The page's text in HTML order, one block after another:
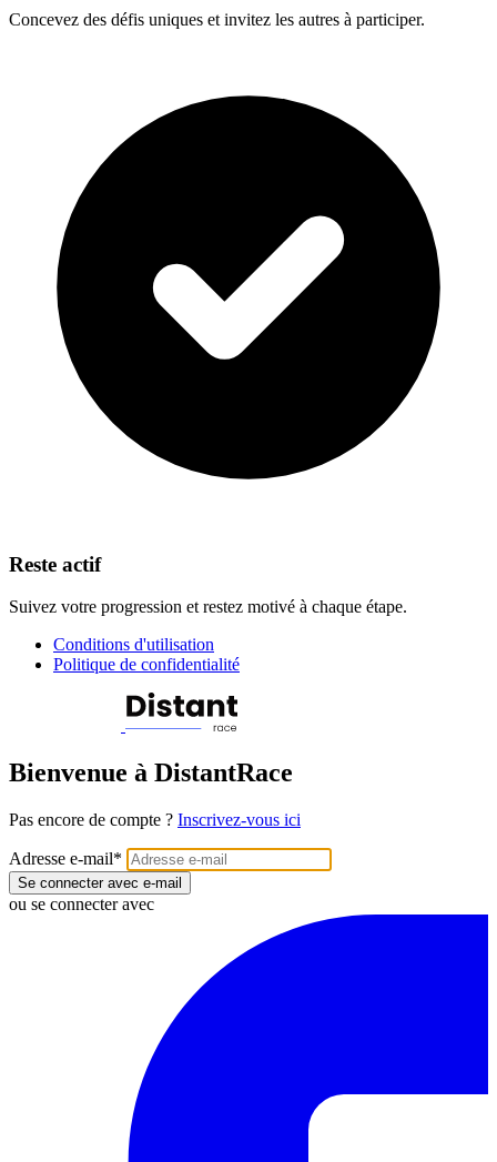
Concevez des défis uniques et invitez les autres à participer.
Reste actif
Suivez votre progression et restez motivé à chaque étape.
Conditions d'utilisation
Politique de confidentialité
Bienvenue à DistantRace
Pas encore de compte ? Inscrivez-vous ici
Adresse e-mail*
Se connecter avec e-mail
ou se connecter avec